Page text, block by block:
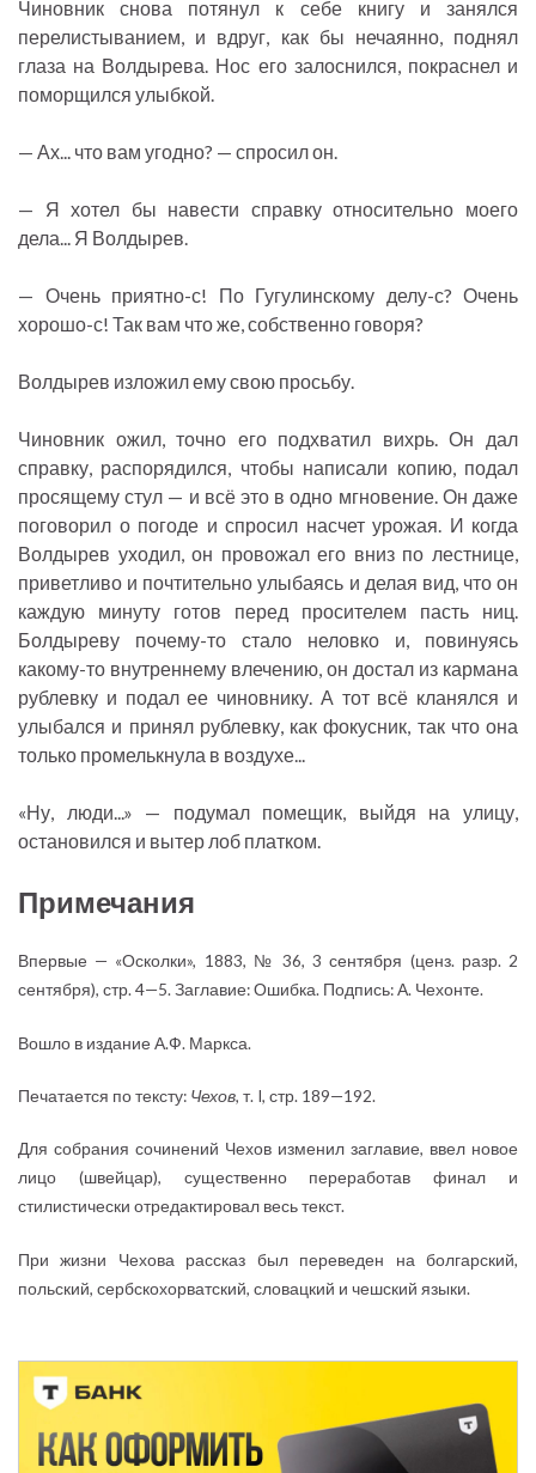
Чиновник снова потянул к себе книгу и занялся
перелистыванием, и вдруг, как бы нечаянно, поднял
глаза на Волдырева. Нос его залоснился, покраснел и
поморщился улыбкой.
— Ах... что вам угодно? — спросил он.
— Я хотел бы навести справку относительно моего
дела... Я Волдырев.
— Очень приятно-с! По Гугулинскому делу-с? Очень
хорошо-с! Так вам что же, собственно говоря?
Волдырев изложил ему свою просьбу.
Чиновник ожил, точно его подхватил вихрь. Он дал
справку, распорядился, чтобы написали копию, подал
просящему стул — и всё это в одно мгновение. Он даже
поговорил о погоде и спросил насчет урожая. И когда
Волдырев уходил, он провожал его вниз по лестнице,
приветливо и почтительно улыбаясь и делая вид, что он
каждую минуту готов перед просителем пасть ниц.
Болдыреву почему-то стало неловко и, повинуясь
какому-то внутреннему влечению, он достал из кармана
рублевку и подал ее чиновнику. А тот всё кланялся и
улыбался и принял рублевку, как фокусник, так что она
только промелькнула в воздухе...
«Ну, люди...» — подумал помещик, выйдя на улицу,
остановился и вытер лоб платком.
Примечания
Впервые — «Осколки», 1883, № 36, 3 сентября (ценз. разр. 2
сентября), стр. 4—5. Заглавие: Ошибка. Подпись: А. Чехонте.
Вошло в издание А.Ф. Маркса.
Печатается по тексту: Чехов, т. I, стр. 189—192.
Для собрания сочинений Чехов изменил заглавие, ввел новое
лицо (швейцар), существенно переработав финал и
стилистически отредактировал весь текст.
При жизни Чехова рассказ был переведен на болгарский,
польский, сербскохорватский, словацкий и чешский языки.